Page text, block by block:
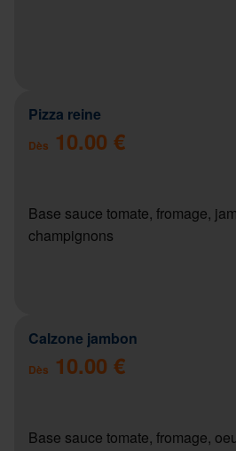
Pizza reine
Dès 10.00 €
Base sauce tomate, fromage,
champignons
Calzone jambon
Dès 10.00 €
Base sauce tomate, fromage,